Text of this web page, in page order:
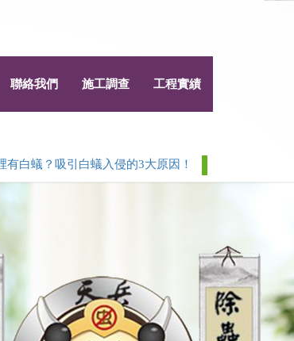
聯絡我們 施工調查 工程實績
吸引白蟻入侵的3大原因！ 白蟻 > 除白蟻白蟻防治